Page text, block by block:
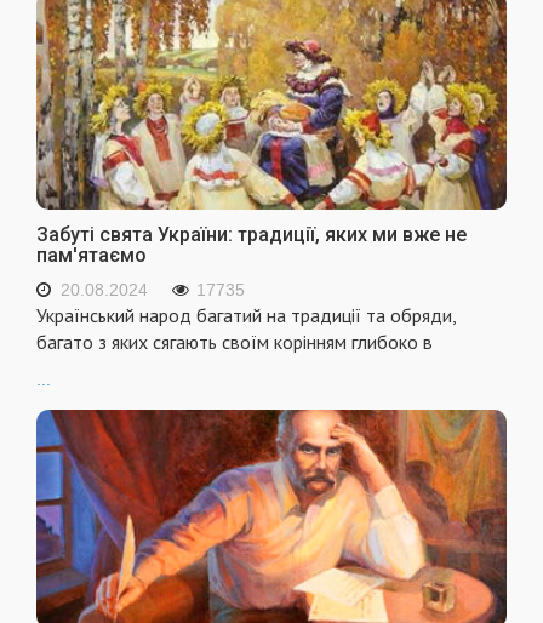
Забуті свята України: традиції, яких ми вже не
пам'ятаємо
20.08.2024 17735
Український народ багатий на традиції та обряди,
багато з яких сягають своїм корінням глибоко в